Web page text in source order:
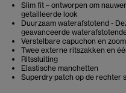
Slim fit – ontworpen om
getailleerde look
Duurzaam waterafstotend -
geavanceerde
Verstelbare capuchon en
Twee externe ritszakken en
Ritssluiting
Elastische manchetten
Superdry patch op de rechter